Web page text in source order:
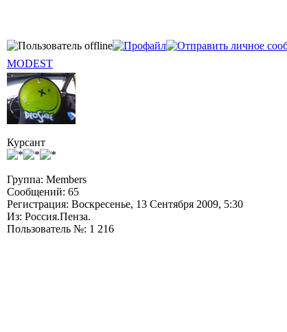
MODEST
Курсант
Группа: Members
Сообщений: 65
Регистрация: Воскресенье, 13 Сентября 2009, 5:30
Из: Россия.Пенза.
Пользователь №: 1 216